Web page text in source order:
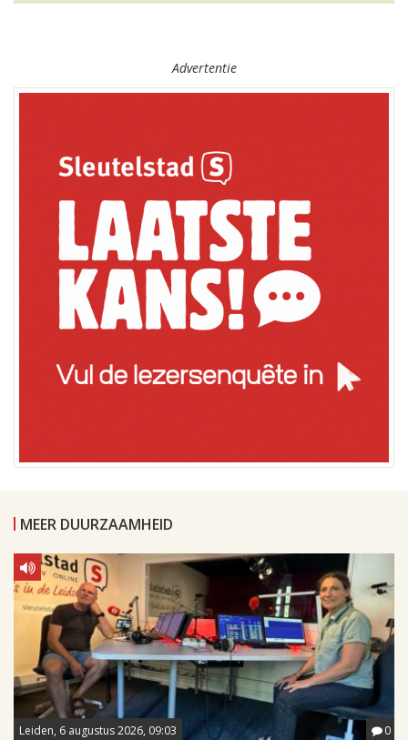
Advertentie
MEER DUURZAAMHEID
Leiden, 6 augustus 2026, 09:03 0